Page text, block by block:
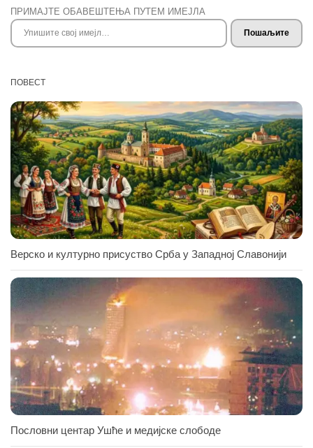
ПРИМАЈТЕ ОБАВЕШТЕЊА ПУТЕМ ИМЕЈЛА
Упишите свој имејл…
Пошаљите
ПОВЕСТ
Верско и културно присуство Срба у Западној Славонији
Пословни центар Ушће и медијске слободе